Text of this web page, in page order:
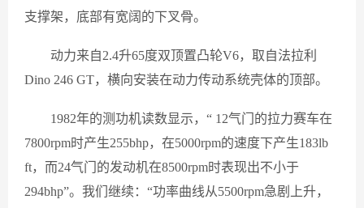
支撑架，底部有宽阔的下叉骨。
动力来自2.4升65度双顶置凸轮V6，取自法拉利
Dino 246 GT，横向安装在动力传动系统壳体的顶部。
1982年的测功机读数显示，“ 12气门的拉力赛车在
7800rpm时产生255bhp，在5000rpm的速度下产生183lb
ft，而24气门的发动机在8500rpm时表现出不小于
294bhp”。我们继续：“功率曲线从5500rpm急剧上升，